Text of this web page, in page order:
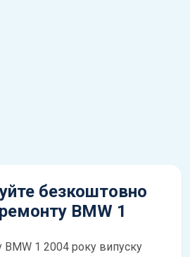
безкоштовно
BMW 1
BMW 1 2004 року випуску